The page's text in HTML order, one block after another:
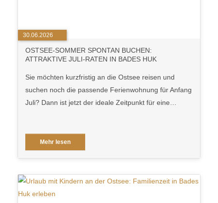
30.06.2026
OSTSEE-SOMMER SPONTAN BUCHEN:
ATTRAKTIVE JULI-RATEN IN BADES HUK
Sie möchten kurzfristig an die Ostsee reisen und
suchen noch die passende Ferienwohnung für Anfang
Juli? Dann ist jetzt der ideale Zeitpunkt für eine…
Mehr lesen